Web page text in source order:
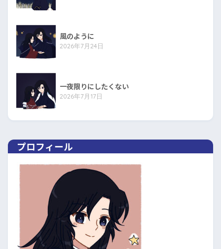
風のように
2026年7月24日
一夜限りにしたくない
2026年7月17日
プロフィール